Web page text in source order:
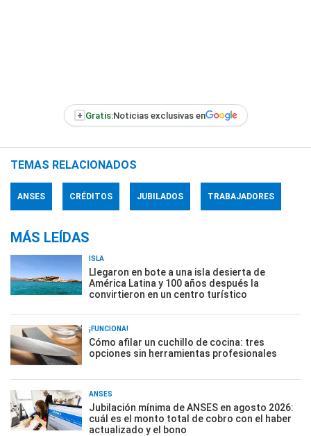
+ Gratis:Noticias exclusivas en
TEMAS RELACIONADOS
ANSES CRÉDITOS JUBILADOS TRABAJADORES
MÁS LEÍDAS
ISLA
Llegaron en bote a una isla desierta de
América Latina y 100 años después la
convirtieron en un centro turístico
¡FUNCIONA!
Cómo afilar un cuchillo de cocina: tres
opciones sin herramientas profesionales
ANSES
Jubilación mínima de ANSES en agosto 2026:
cuál es el monto total de cobro con el haber
actualizado y el bono